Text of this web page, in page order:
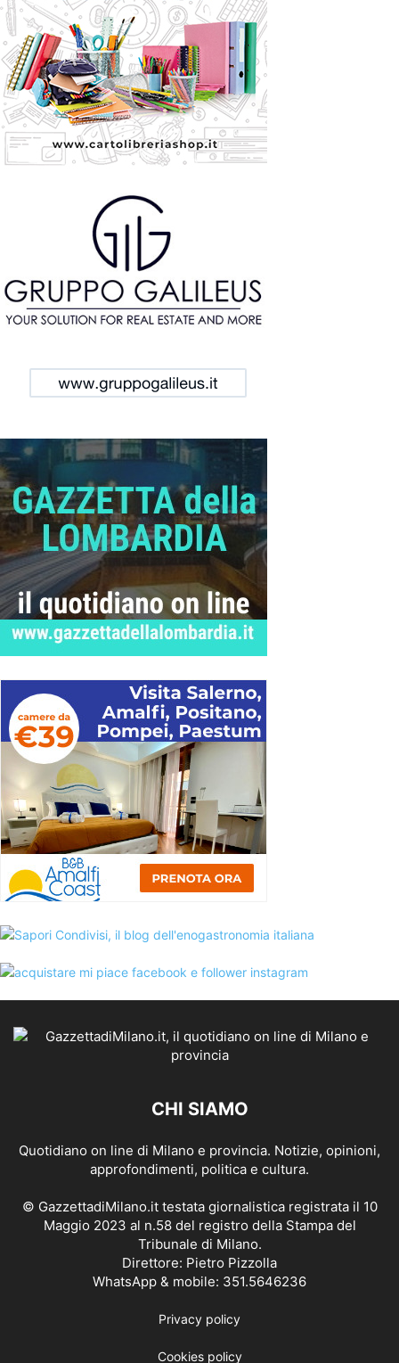
CHI SIAMO
Quotidiano on line di Milano e provincia. Notizie, opinioni,
approfondimenti, politica e cultura.
© GazzettadiMilano.it testata giornalistica registrata il 10
Maggio 2023 al n.58 del registro della Stampa del
Tribunale di Milano.
Direttore: Pietro Pizzolla
WhatsApp & mobile: 351.5646236
Privacy policy
Cookies policy